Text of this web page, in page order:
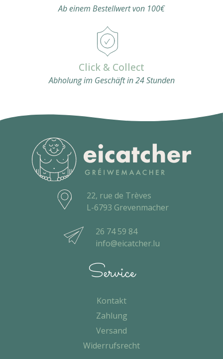
Ab einem Bestellwert von 100€
Click & Collect
Abholung im Geschäft in 24 Stunden
22, rue de Trèves
L-6793 Grevenmacher
26 74 59 84
info@eicatcher.lu
Service
Kontakt
Zahlung
Versand
Widerrufsrecht